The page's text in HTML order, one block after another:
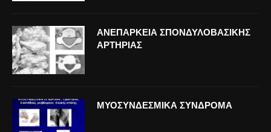
ΑΝΕΠΑΡΚΕΙΑ ΣΠΟΝΔΥΛΟΒΑΣΙΚΗΣ
ΑΡΤΗΡΙΑΣ
ΜΥΟΣΥΝΔΕΣΜΙΚΑ ΣΥΝΔΡΟΜΑ